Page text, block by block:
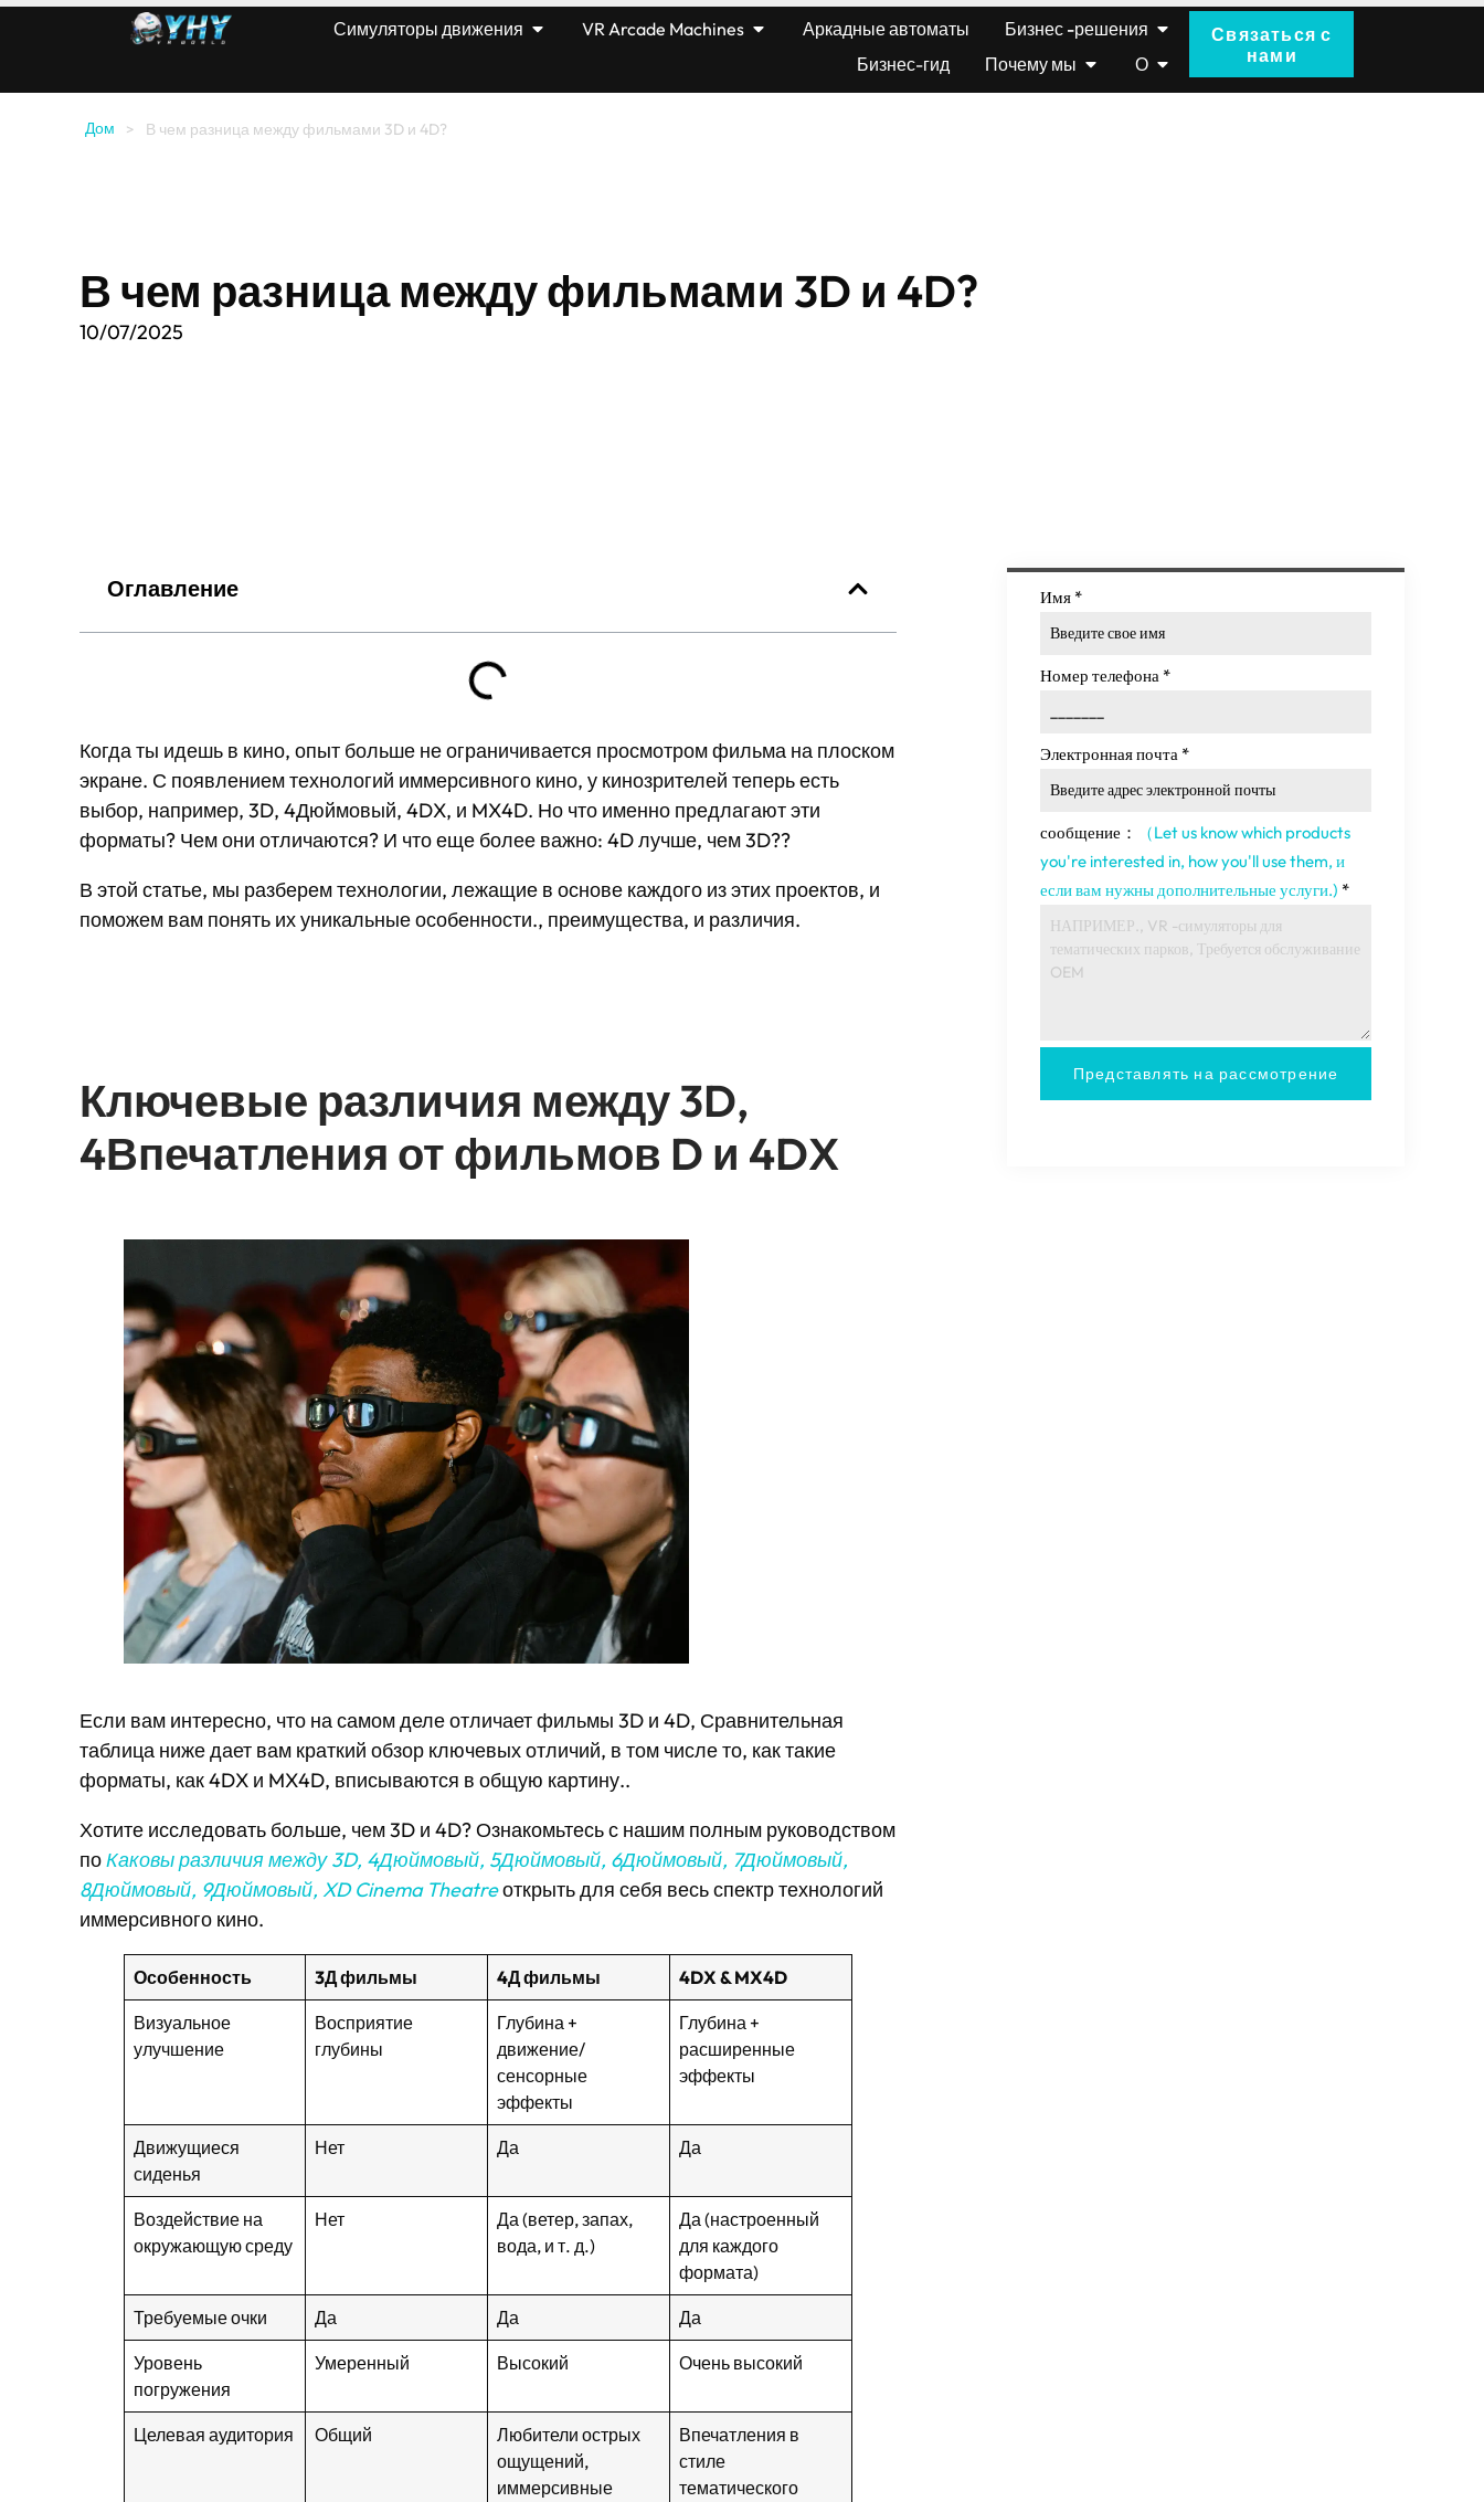
Симуляторы движения VR Arcade Machines Аркадные автоматы
Бизнес -решения
Бизнес-гид
Почему мы О
Связаться с
нами
Дом > В чем разница между фильмами 3D и 4D?
В чем разница между фильмами 3D и 4D?
10/07/2025
Оглавление
Когда ты идешь в кино, опыт больше не ограничивается просмотром фильма на плоском
экране. С появлением технологий иммерсивного кино, у кинозрителей теперь есть
выбор, например, 3D, 4Дюймовый, 4DX, и MX4D. Но что именно предлагают эти
форматы? Чем они отличаются? И что еще более важно: 4D лучше, чем 3D??
В этой статье, мы разберем технологии, лежащие в основе каждого из этих проектов, и
поможем вам понять их уникальные особенности., преимущества, и различия.
Ключевые различия между 3D,
4Впечатления от фильмов D и 4DX
Если вам интересно, что на самом деле отличает фильмы 3D и 4D, Сравнительная
таблица ниже дает вам краткий обзор ключевых отличий, в том числе то, как такие
форматы, как 4DX и MX4D, вписываются в общую картину..
Хотите исследовать больше, чем 3D и 4D? Ознакомьтесь с нашим полным руководством
поКаковы различия между 3D, 4Дюймовый, 5Дюймовый, 6Дюймовый, 7Дюймовый,
8Дюймовый, 9Дюймовый, XD Cinema Theatreоткрыть для себя весь спектр технологий
иммерсивного кино.
Особенность 3Д фильмы 4Д фильмы 4DX & MX4D
Визуальное
улучшение
Восприятие
глубины
Глубина +
движение/
сенсорные
эффекты
Глубина +
расширенные
эффекты
Движущиеся
сиденья
Нет Да Да
Воздействие на
окружающую среду
Нет
Да (ветер, запах,
вода, и т. д.)
Да (настроенный
для каждого
формата)
Требуемые очки Да Да Да
Уровень
погружения
Умеренный Высокий Очень высокий
Целевая аудитория Общий
Любители острых
ощущений,
иммерсивные
Впечатления в
стиле
тематического
Имя *
Номер телефона *
Электронная почта *
сообщение：
（Let us know which products
you're interested in, how you'll use them, и
если вам нужны дополнительные услуги.) *
Представлять на рассмотрение